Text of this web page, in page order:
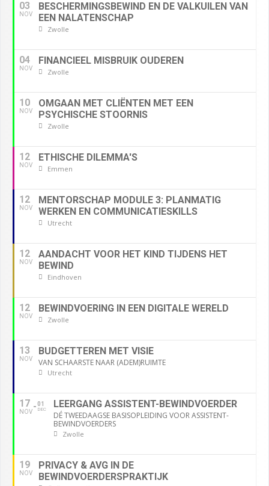
03
NOV
BESCHERMINGSBEWIND EN DE VALKUILEN VAN
EEN NALATENSCHAP
Zwolle
04
NOV
FINANCIEEL MISBRUIK OUDEREN
Zwolle
10
NOV
OMGAAN MET CLIËNTEN MET EEN
PSYCHISCHE STOORNIS
Zwolle
12
NOV
ETHISCHE DILEMMA'S
Emmen
12
NOV
MENTORSCHAP MODULE 3: PLANMATIG
WERKEN EN COMMUNICATIESKILLS
Utrecht
12
NOV
AANDACHT VOOR HET KIND TIJDENS HET
BEWIND
Eindhoven
12
NOV
BEWINDVOERING IN EEN DIGITALE WERELD
Zwolle
13
NOV
BUDGETTEREN MET VISIE
VAN SCHAARSTE NAAR (ADEM)RUIMTE
Utrecht
17
NOV
01
DEC LEERGANG ASSISTENT-BEWINDVOERDER
DÉ TWEEDAAGSE BASISOPLEIDING VOOR ASSISTENT-
BEWINDVOERDERS
Zwolle
19
NOV
PRIVACY & AVG IN DE
BEWINDVOERDERSPRAKTIJK